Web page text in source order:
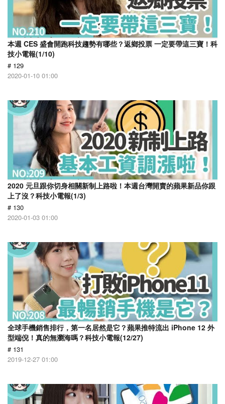
本週 CES 盛會開跑科技趨勢有哪些？返鄉投票 一定要帶這三寶！科
技小電報(1/10)
# 129
2020-01-10 01:00
2020 元旦跟你切身相關新制上路啦！本週台灣開賣的蘋果新品你跟
上了沒？科技小電報(1/3)
# 130
2020-01-03 01:00
全球手機銷售排行，第一名居然是它？蘋果推特流出 iPhone 12 外
型端倪！真的無瀏海嗎？科技小電報(12/27)
# 131
2019-12-27 01:00